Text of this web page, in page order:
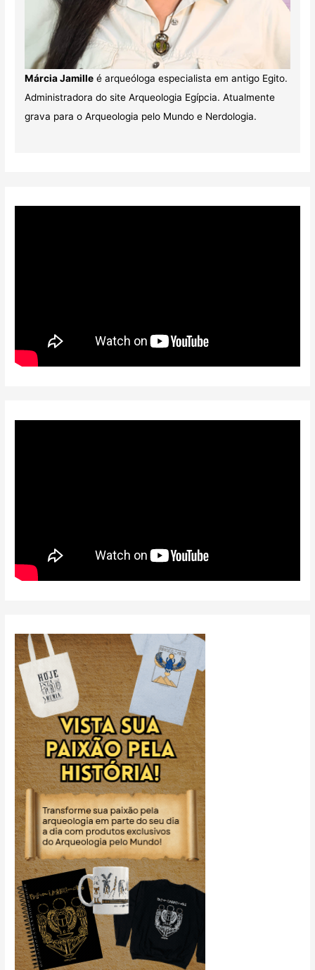
Márcia Jamilleé arqueóloga especialista em antigo Egito.
Administradora do site Arqueologia Egípcia. Atualmente
grava para o Arqueologia pelo Mundo e Nerdologia.